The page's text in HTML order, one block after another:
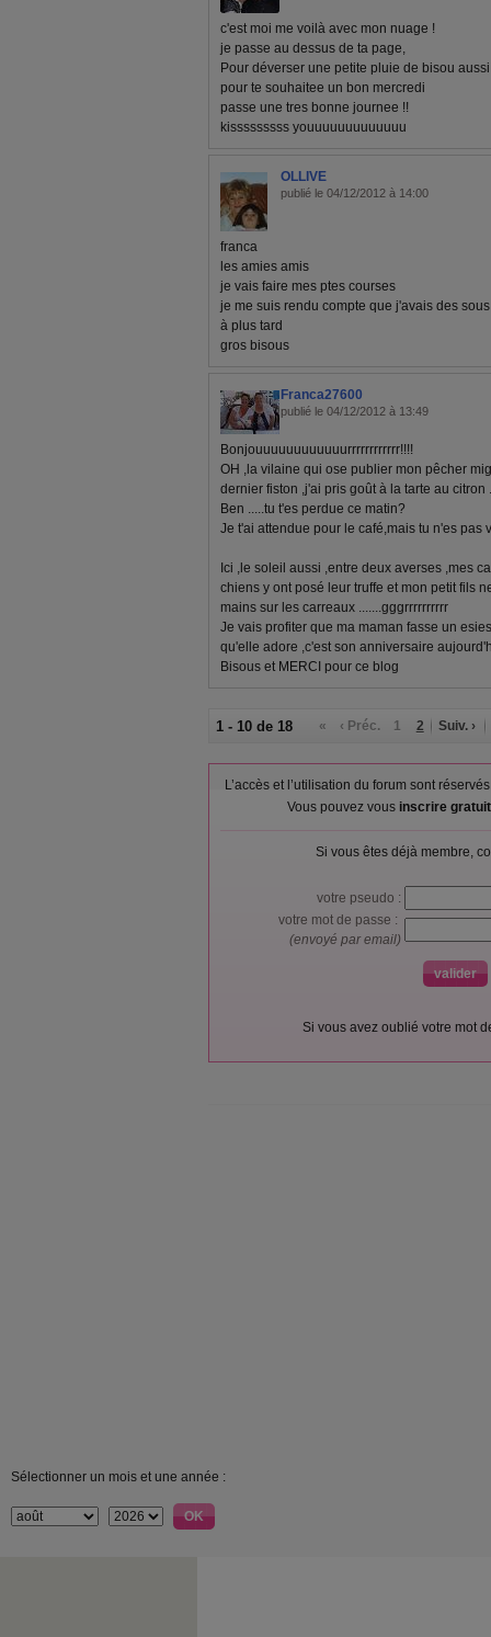
c'est moi me voilà avec mon nuage !
je passe au dessus de ta page,
Pour déverser une petite pluie de bisou aussi
pour te souhaitee un bon mercredi
passe une tres bonne journee !!
kisssssssss youuuuuuuuuuuuu
OLLIVE
publié le 04/12/2012 à 14:00
franca
les amies amis
je vais faire mes ptes courses
je me suis rendu compte que j'avais des
à plus tard
gros bisous
Franca27600
publié le 04/12/2012 à 13:49
Bonjouuuuuuuuuuuurrrrrrrrrrrr!!!!
OH ,la vilaine qui ose publier mon pêcher
dernier fiston ,j'ai pris goût à la tarte au citron .
Ben .....tu t'es perdue ce matin?
Je t'ai attendue pour le café,mais tu n'es pas
Ici ,le soleil aussi ,entre deux averses ,mes
chiens y ont posé leur truffe et mon petit fils
mains sur les carreaux .......gggrrrrrrrrrr
Je vais profiter que ma maman fasse un
qu'elle adore ,c'est son anniversaire
Bisous et MERCI pour ce blog
1 - 10 de 18 « ‹ Préc. 1 2 Suiv. ›
L’accès et l’utilisation du forum sont
Vous pouvez vous inscrire
Si vous êtes déjà membre,
votre pseudo :
votre mot de passe :
(envoyé par email)
Si vous avez oublié votre mot
Sélectionner un mois et une année :